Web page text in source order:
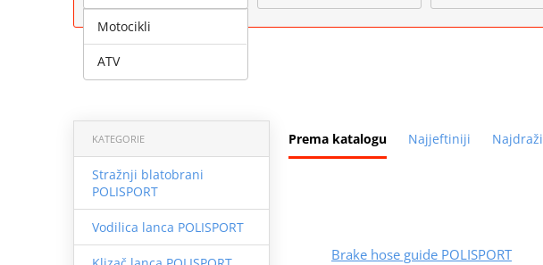
Prema katalogu Najjeftiniji Najdraži
KATEGORIE
Stražnji blatobrani
POLISPORT
Vodilica lanca POLISPORT
Brake hose guide POLISPORT
Motocikli
ATV